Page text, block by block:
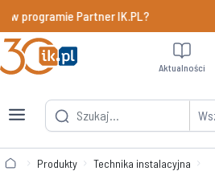
programie Partner IK.PL?
Aktualności
Produkty
Technika instalacyjna